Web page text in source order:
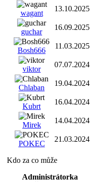
wagant
13.10.2025
guchar
16.09.2025
Bosh666
11.03.2025
viktor
07.07.2024
Chlaban
19.04.2024
Kubrt
16.04.2024
Mirek
14.04.2024
POKEC
21.03.2024
Kdo za co může
Administrátorka